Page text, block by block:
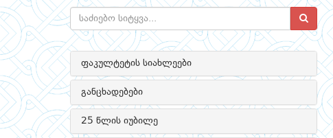
ფაკულტეტის სიახლეები
განცხადებები
25 წლის იუბილე